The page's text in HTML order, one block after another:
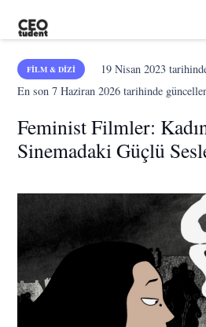
FILM & DIZI 19 Nisan 2023
En son7 Haziran 2026 tarihinde
Feminist Filmler:
Sinemadaki Güçlü